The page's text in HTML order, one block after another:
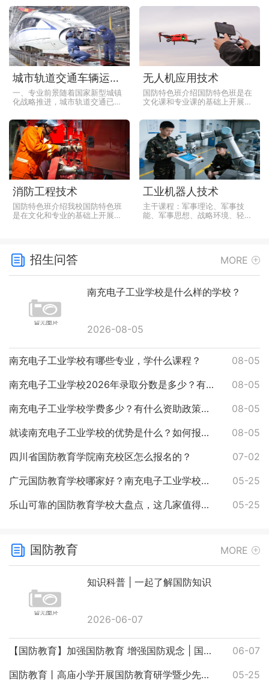
至2025年，中国新能源汽车保有
量突破5000万辆，占全球市场份
额超60%，
2025年，全国铁路营业里程突破
城市轨道交通车辆运用与检修
一、专业前景随着国家新型城镇
化战略推进，城市轨道交通已成
至2025年，全国已有超50个城
市开通轨道交通，运营里程突破
1.2万公里，在
无人机应用技术
国防特色班介绍国防特色班是在
文化课和专业课的基础上开展国
的学习成绩、良好的行为习惯、
过硬的身体素质、健康的思想品
德、浓烈的爱国主义情
消防工程技术
国防特色班介绍我校国防特色班
是在文化和专业的基础上开展国
志、创新精神和抗压能力。为学
生未...
工业机器人技术
主干课程：军事理论、军事技
能、军事思想、战略环境、轻武
与实训、传感技术及应用、工业
招生问答 MORE
南充电子工业学校是什么样的学校？
2026-08-05
南充电子工业学校有哪些专业，学什么课程？
08-05
南充电子工业学校2026年录取分数是多少？有什么报名条件？
08-05
南充电子工业学校学费多少？有什么资助政策吗？
08-05
就读南充电子工业学校的优势是什么？如何报名？
08-05
四川省国防教育学院南充校区怎么报名的？
07-02
广元国防教育学校哪家好？南充电子工业学校优势尽显
05-25
乐山可靠的国防教育学校大盘点，这几家值得关注
05-25
国防教育 MORE
知识科普 | 一起了解国防知识
2026-06-07
【国防教育】加强国防教育 增强国防观念 | 国防教育知识普及
06-07
国防教育丨高庙小学开展国防教育研学暨少先队入队仪式
05-25